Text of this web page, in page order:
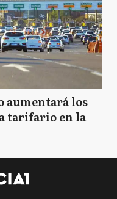
aumentará los
tarifario en la